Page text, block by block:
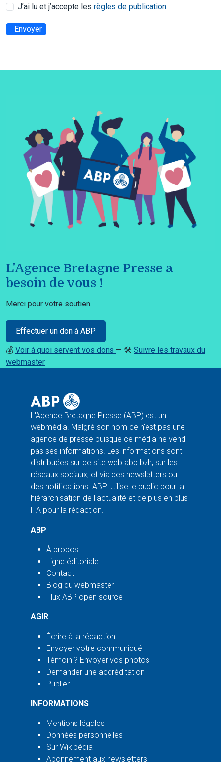
J’ai lu et j’accepte les règles de publication.
Envoyer
L'Agence Bretagne Presse a
besoin de vous !
Merci pour votre soutien.
Effectuer un don à ABP
💰 Voir à quoi servent vos dons — 🛠️ Suivre les travaux du
webmaster
L'Agence Bretagne Presse (ABP) est un
webmédia. Malgré son nom ce n'est pas une
agence de presse puisque ce média ne vend
pas ses informations. Les informations sont
distribuées sur ce site web abp.bzh, sur les
réseaux sociaux, et via des newsletters ou
des notifications. ABP utilise le public pour la
hiérarchisation de l'actualité et de plus en plus
l'IA pour la rédaction.
ABP
À propos
Ligne éditoriale
Contact
Blog du webmaster
Flux ABP open source
AGIR
Écrire à la rédaction
Envoyer votre communiqué
Témoin ? Envoyer vos photos
Demander une accréditation
Publier
INFORMATIONS
Mentions légales
Données personnelles
Sur Wikipédia
Abonnement aux newsletters